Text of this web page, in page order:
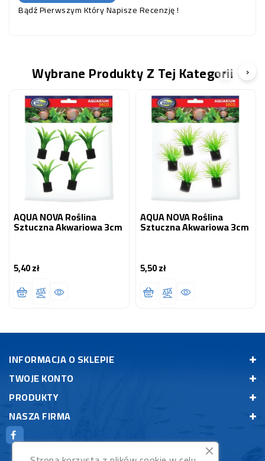
Bądź Pierwszym Który Napisze Recenzję !
Wybrane Produkty Z Tej Kategorii
AQUA NOVA Roślina
Sztuczna Akwariowa 3cm
5,40 złCena
AQUA NOVA Roślina
Sztuczna Akwariowa 3cm
5,50 złCena
‹ ›
INFORMACJA O SKLEPIE
TWOJE KONTO
PRODUKTY
NASZA FIRMA